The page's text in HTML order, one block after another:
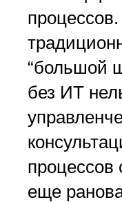
“большой
без ИТ
еще